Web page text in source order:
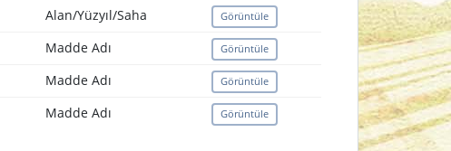
Alan/Yüzyıl/Saha Görüntüle
Madde Adı Görüntüle
Madde Adı Görüntüle
Madde Adı Görüntüle